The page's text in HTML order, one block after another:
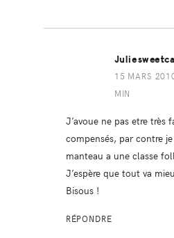
15 MARS
MIN
J’avoue ne pas etre très
compensés, par contre
manteau a une classe
J’espère que tout va
Bisous !
RÉPONDRE